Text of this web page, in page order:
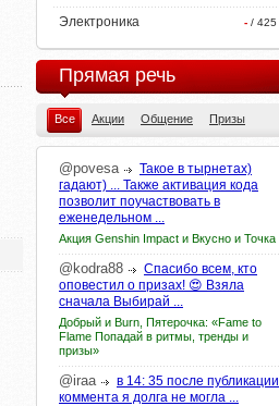
- / 425
Электроника
Прямая речь
Все Акции Общение Призы
@povesa
Такое в тырнетах)
гадают) ... Также активация кода
позволит поучаствовать в
еженедельном ...
Акция Genshin Impact и Вкусно и Точка
@kodra88
Спасибо всем, кто
оповестил о призах! 😍 Взяла
сначала Выбирай ...
Добрый и Burn, Пятерочка: «Fame to
Flame Попадай в ритмы, тренды и
призы»
@iraa
в 14: 35 после публикации
коммента я долга не могла ...